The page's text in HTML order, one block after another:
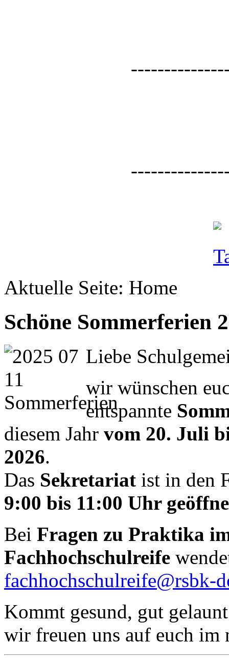
Aktuelle Seite: Home
Schöne Sommerferien
Liebe
wir wünschen
entspannte
diesem Jahr vom 20. Juli
2026.
Das Sekretariat ist in den
9:00 bis 11:00 Uhr
Bei Fragen zu Praktika
Fachhochschulreife
fachhochschulreife@rsbk-
Kommt gesund, gut
wir freuen uns auf euch im